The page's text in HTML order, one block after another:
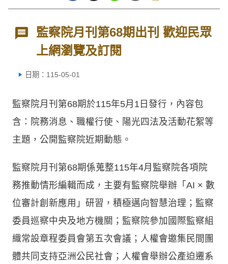
監察院月刊第68期出刊 歡迎民眾
上網瀏覽及訂閱
日期：115-05-01
監察院月刊第68期於115年5月1日發行，內容包
含：院務消息、職權行使、陽光四法及活動花絮等
主題，公開監察院近期動態。
監察院月刊第68期係蒐整115年4月監察院各項院
務推動情形編輯而成，主要有監察院舉辦「AI × 數
位審計創新應用」研習，積極邁向智慧治理；監察
委員巡察中央及地方機關；監察院參加國際監察組
織常設章程委員會第五次會議；人權會邀集民間團
體共同支持亞洲公民社會；人權會舉辦公產迫遷系